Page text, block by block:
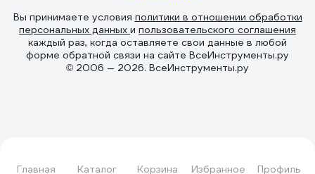
Главная Каталог Корзина Избранное Профиль
Вы принимаете условия политики в отношении обработки
персональных данных и пользовательского соглашения
каждый раз, когда оставляете свои данные в любой
форме обратной связи на сайте ВсеИнструменты.ру
© 2006 — 2026. ВсеИнструменты.ру